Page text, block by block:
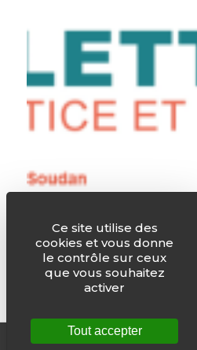
IV – Résister et agir
© Justice & Paix -Plan du site
Ce site utilise des
cookies et vous donne
le contrôle sur ceux
que vous souhaitez
activer
Tout accepter